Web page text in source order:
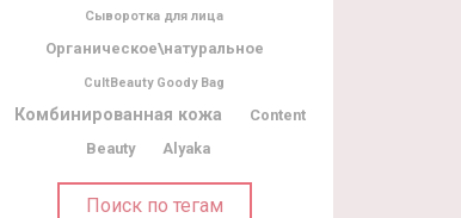
Сыворотка для лица
Органическое\натуральное
CultBeauty Goody Bag
Комбинированная кожа
Content
Beauty
Alyaka
Поиск по тегам